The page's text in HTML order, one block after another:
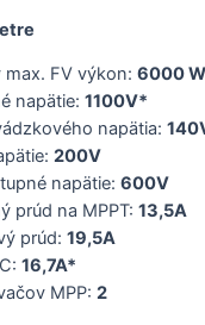
max. FV výkon: 6000
napätie: 1100V*
napätia:
200V
napätie: 600V
prúd na MPPT: 13,5A
prúd: 19,5A
16,7A*
MPP: 2